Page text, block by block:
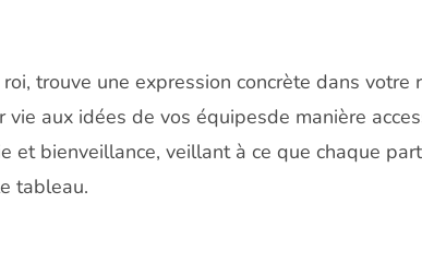
trouve une expression concrète dans
aux idées de vos équipesde manière
et bienveillance, veillant à ce que chaque
tableau.